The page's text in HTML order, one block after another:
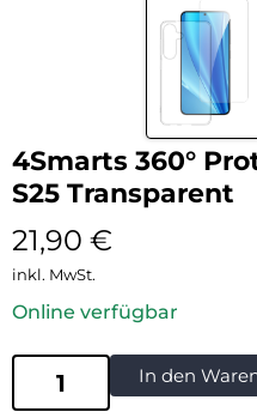
4Smarts 360°
S25 Transparent
21,90 €
inkl. MwSt.
Online verfügbar
In den